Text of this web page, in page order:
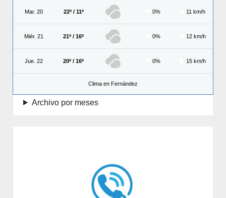
Mar. 20 22º / 11º 0% 11 km/h
Miér. 21 21º / 16º 0% 12 km/h
Jue. 22 20º / 16º 0% 15 km/h
Clima en Fernández
Archivo por meses